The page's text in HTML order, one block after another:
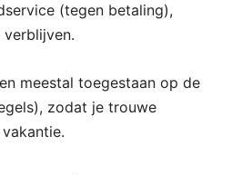
(tegen betaling),
meestal toegestaan op de
zodat je trouwe